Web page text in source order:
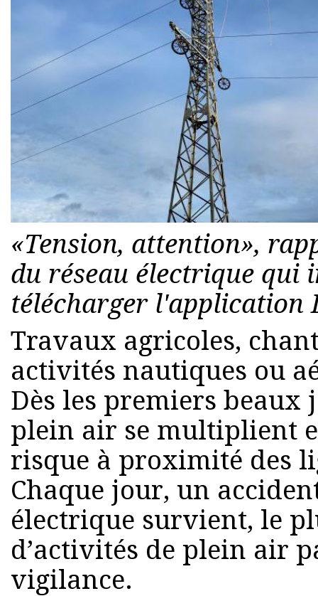
«Tension, attention»,
du réseau électrique qui
télécharger l'application
Travaux agricoles,
activités nautiques ou
Dès les premiers beaux
plein air se multiplient
risque à proximité des
Chaque jour, un
électrique survient, le
d’activités de plein air
vigilance.